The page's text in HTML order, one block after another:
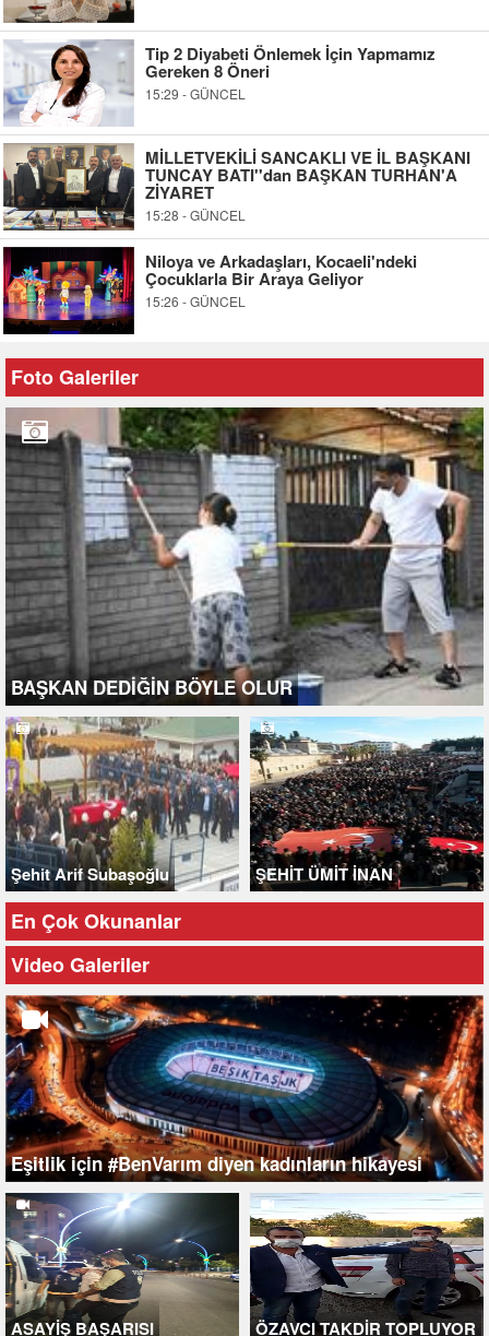
Tip 2 Diyabeti Önlemek İçin Yapmamız
Gereken 8 Öneri
15:29 - GÜNCEL
MİLLETVEKİLİ SANCAKLI VE İL BAŞKANI
TUNCAY BATI''dan BAŞKAN TURHAN'A
ZİYARET
15:28 - GÜNCEL
Niloya ve Arkadaşları, Kocaeli'ndeki
Çocuklarla Bir Araya Geliyor
15:26 - GÜNCEL
Foto Galeriler
BAŞKAN DEDİĞİN BÖYLE OLUR
Şehit Arif Subaşoğlu ŞEHİT ÜMİT İNAN
En Çok Okunanlar
Video Galeriler
Eşitlik için #BenVarım diyen kadınların hikayesi
ASAYİŞ BAŞARISI ÖZAVCI TAKDİR TOPLUYOR